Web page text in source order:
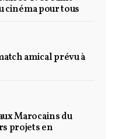
cinéma pour tous
amical prévu à
Marocains du
projets en